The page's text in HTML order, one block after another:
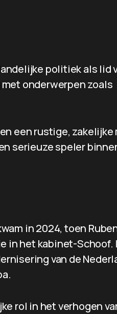
politiek als lid
met onderwerpen zoals
een rustige, zakelijke
serieuze speler
in 2024, toen
in het kabinet-Schoof.
van de
rol in het verhogen